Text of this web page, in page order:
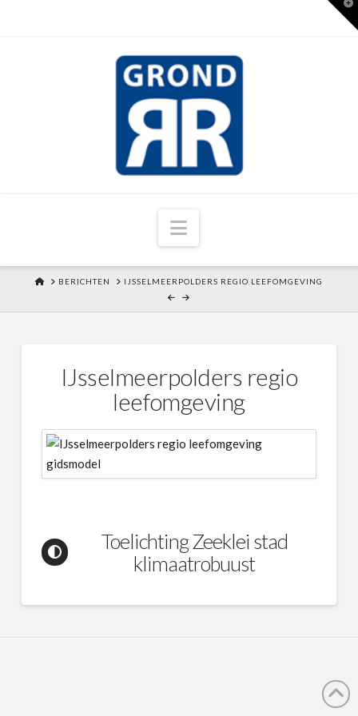
Navigation
HOMEBERICHTEN IJSSELMEERPOLDERS REGIO LEEFOMGEVING
IJsselmeerpolders regio
leefomgeving
Toelichting Zeeklei stad
klimaatrobuust